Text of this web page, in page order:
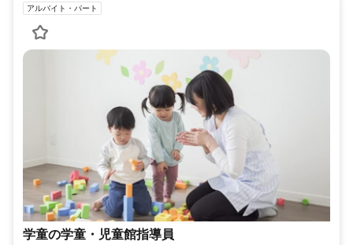
アルバイト・パート
学童の学童・児童館指導員